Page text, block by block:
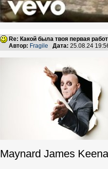
Re: Какой была твоя первая
Автор: Fragile Дата: 25.08.24
Maynard James